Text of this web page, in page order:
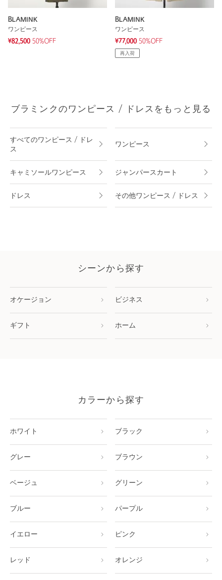
BLAMINK
ワンピース
¥82,500 50%OFF
BLAMINK
ワンピース
¥77,000 50%OFF
再入荷
ブラミンクのワンピース / ドレスをもっと見る
すべてのワンピース / ドレ
ス
ワンピース
キャミソールワンピース ジャンパースカート
ドレス その他ワンピース / ドレス
シーンから探す
オケージョン ビジネス
ギフト ホーム
カラーから探す
ホワイト ブラック
グレー ブラウン
ベージュ グリーン
ブルー パープル
イエロー ピンク
レッド オレンジ